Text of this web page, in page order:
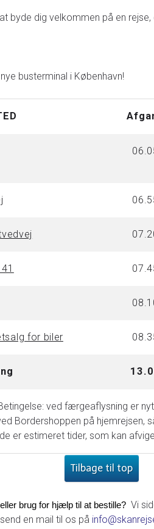
byde dig velkommen på en
busterminal i København!
for biler
ved færgeaflysning er
Bordershoppen på hjemrejsen,
er estimeret tider, som kan
Tilbage til top
brug for hjælp til at bestille? Vi
en mail til os på